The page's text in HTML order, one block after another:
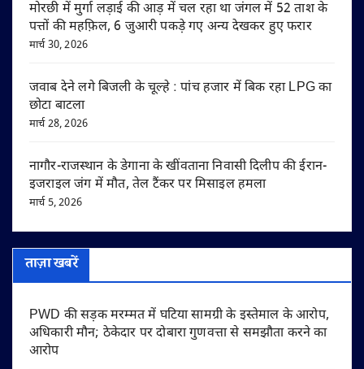
मोरछी में मुर्गा लड़ाई की आड़ में चल रहा था जंगल में 52 ताश के
पत्तों की महफ़िल, 6 जुआरी पकड़े गए अन्य देखकर हुए फरार
मार्च 30, 2026
जवाब देने लगे बिजली के चूल्हे : पांच हजार में बिक रहा LPG का
छोटा बाटला
मार्च 28, 2026
नागौर-राजस्थान के डेगाना के खींवताना निवासी दिलीप की ईरान-
इजराइल जंग में मौत, तेल टैंकर पर मिसाइल हमला
मार्च 5, 2026
ताज़ा खबरें
PWD की सड़क मरम्मत में घटिया सामग्री के इस्तेमाल के आरोप,
अधिकारी मौन; ठेकेदार पर दोबारा गुणवत्ता से समझौता करने का
आरोप